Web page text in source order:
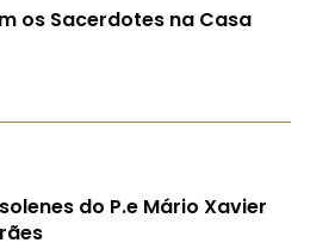
os Sacerdotes na Casa
do P.e Mário Xavier